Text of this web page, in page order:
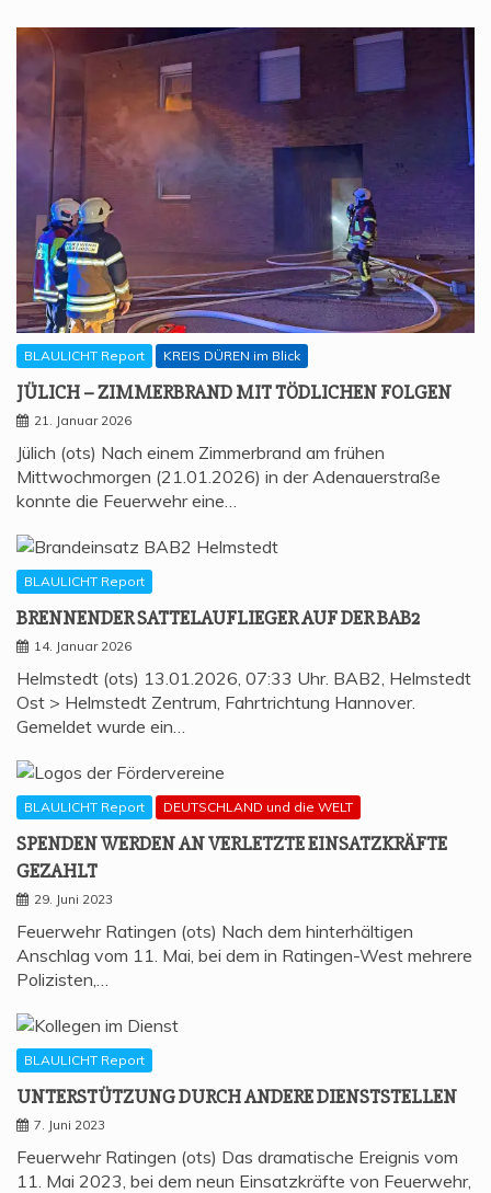
BLAULICHT Report KREIS DÜREN im Blick
JÜLICH – ZIM­MER­BRAND MIT TÖD­LI­CHEN FOLGEN
21. Januar 2026
Jülich (ots) Nach einem Zimmerbrand am frühen
Mittwochmorgen (21.01.2026) in der Adenauerstraße
konnte die Feuerwehr eine…
BLAULICHT Report
BREN­NEN­DER SAT­TEL­AUF­LIE­GER AUF DER BAB2
14. Januar 2026
Helmstedt (ots) 13.01.2026, 07:33 Uhr. BAB2, Helmstedt
Ost > Helmstedt Zentrum, Fahrtrichtung Hannover.
Gemeldet wurde ein…
BLAULICHT Report DEUTSCHLAND und die WELT
SPEN­DEN WER­DEN AN VER­LETZ­TE EIN­SATZ­KRÄF­TE
GEZAHLT
29. Juni 2023
Feuerwehr Ratingen (ots) Nach dem hinterhältigen
Anschlag vom 11. Mai, bei dem in Ratingen-West mehrere
Polizisten,…
BLAULICHT Report
UNTER­STÜT­ZUNG DURCH ANDE­RE DIENSTSTELLEN
7. Juni 2023
Feuerwehr Ratingen (ots) Das dramatische Ereignis vom
11. Mai 2023, bei dem neun Einsatzkräfte von Feuerwehr,